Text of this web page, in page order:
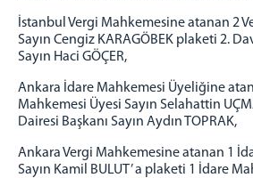
1 İDARE MAHKEMESİ
2 İDARE MAHKEMESİ
3 İDARE MAHKEMESİ
4 İDARE MAHKEMESİ
5 İDARE MAHKEMESİ
MÜLHAKATLARIMIZ
İstanbul Vergi Mahkemesine atanan 2
Sayın Cengiz KARAGÖBEK plaketi 2.
Sayın Haci GÖÇER,
Ankara İdare Mahkemesi Üyeliğine
Mahkemesi Üyesi Sayın Selahattin
Dairesi Başkanı Sayın Aydın TOPRAK,
Ankara Vergi Mahkemesine atanan 1
Sayın Kamil BULUT’ a plaketi 1 İdare